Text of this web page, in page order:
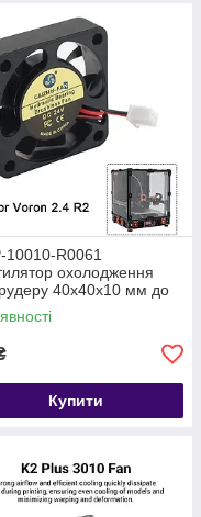
10010-R0061
охолодження
40х40х10 мм до
Voron 2.4 R2
Купити